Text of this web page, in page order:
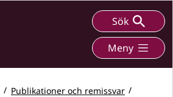
Sök
Meny
Publikationer och remissvar